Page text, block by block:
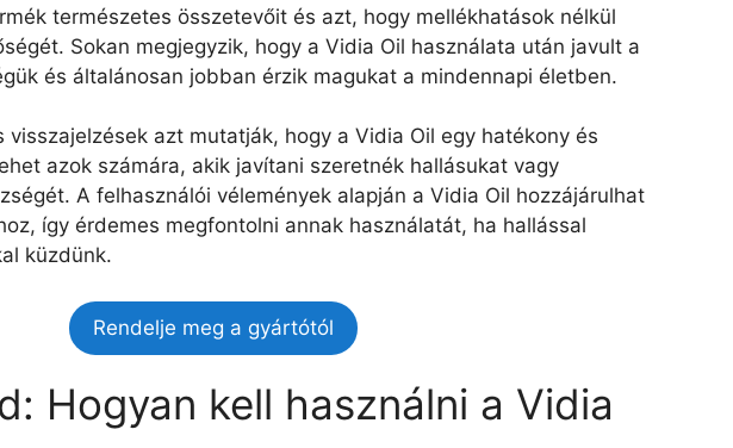
természetes összetevőit és azt, hogy mellékhatások nélkül
Sokan megjegyzik, hogy a Vidia Oil használata után javult a
és általánosan jobban érzik magukat a mindennapi életben.
visszajelzések azt mutatják, hogy a Vidia Oil egy hatékony és
azok számára, akik javítani szeretnék hallásukat vagy
A felhasználói vélemények alapján a Vidia Oil hozzájárulhat
így érdemes megfontolni annak használatát, ha hallással
küzdünk.
Rendelje meg a gyártótól
Hogyan kell használni a Vidia